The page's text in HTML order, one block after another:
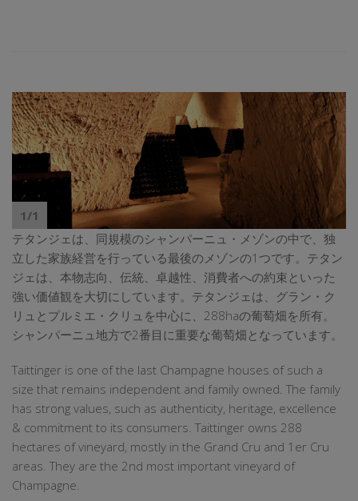
1/1
テタンジェは、同規模のシャンパーニュ・メゾンの中で、独
立した家族経営を行っている最後のメゾンの1つです。テタン
ジェは、本物志向、伝統、卓越性、消費者への約束といった
強い価値観を大切にしています。テタンジェは、グラン・ク
リュとプルミエ・クリュを中心に、288haの葡萄畑を所有。
シャンパーニュ地方で2番目に重要な葡萄畑となっています。
Taittinger is one of the last Champagne houses of such a
size that remains independent and family owned. The family
has strong values, such as authenticity, heritage, excellence
& commitment to its consumers. Taittinger owns 288
hectares of vineyard, mostly in the Grand Cru and 1er Cru
areas. They are the 2nd most important vineyard of
Champagne.